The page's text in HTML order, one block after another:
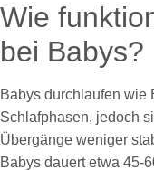
Wie
bei Babys?
Babys durchlaufen wie
Schlafphasen, jedoch
Übergänge weniger
Babys dauert etwa 45-